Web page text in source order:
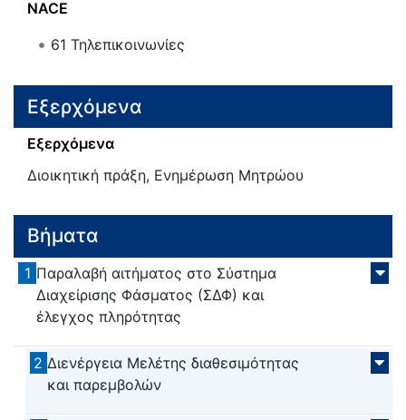
NACE
61 Τηλεπικοινωνίες
Εξερχόμενα
Εξερχόμενα
Διοικητική πράξη, Ενημέρωση Μητρώου
Βήματα
1 Παραλαβή αιτήματος στο Σύστημα
Διαχείρισης Φάσματος (ΣΔΦ) και
έλεγχος πληρότητας
2 Διενέργεια Μελέτης διαθεσιμότητας
και παρεμβολών